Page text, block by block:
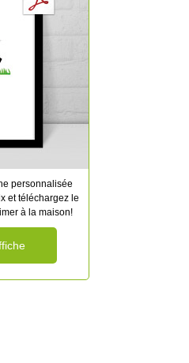
personnalisée
et téléchargez le
à la maison!